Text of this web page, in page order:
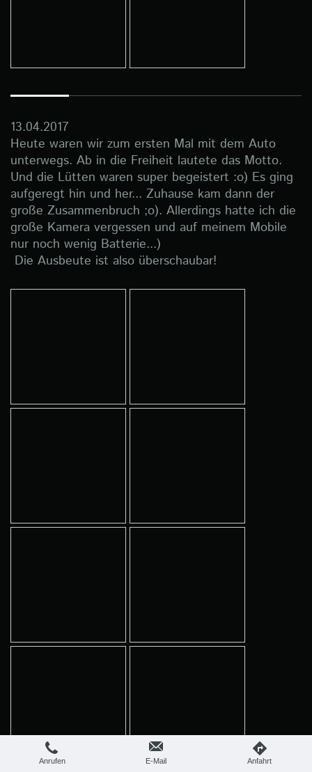
13.04.2017
Heute waren wir zum ersten Mal mit dem Auto
unterwegs. Ab in die Freiheit lautete das Motto.
Und die Lütten waren super begeistert :o) Es ging
aufgeregt hin und her... Zuhause kam dann der
große Zusammenbruch ;o). Allerdings hatte ich die
große Kamera vergessen und auf meinem Mobile
nur noch wenig Batterie...)
Die Ausbeute ist also überschaubar!
Anrufen E-Mail Anfahrt